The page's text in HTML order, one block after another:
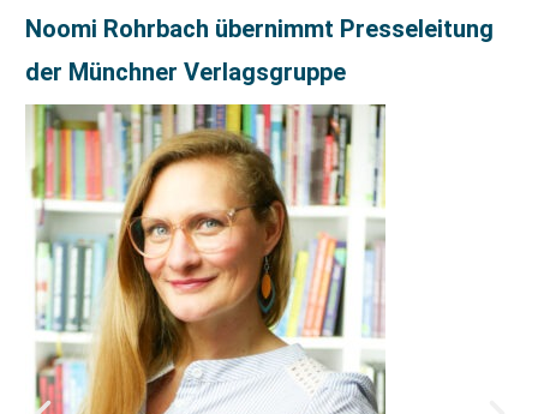
Noomi Rohrbach übernimmt Presseleitung
der Münchner Verlagsgruppe